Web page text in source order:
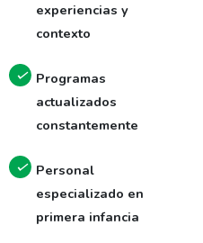
experiencias y
contexto
Programas
actualizados
constantemente
Personal
especializado en
primera infancia